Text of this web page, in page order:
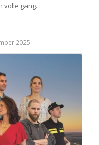
volle gang.…
2025